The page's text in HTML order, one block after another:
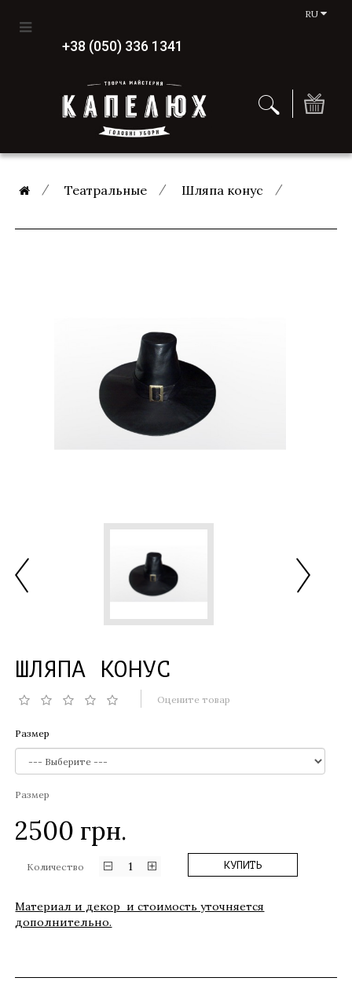
RU
+38 (050) 336 1341
Театральные Шляпа конус
ШЛЯПА КОНУС
Оцените товар
Размер
Размер
2500 грн.
Количество 1 КУПИТЬ
Материал и декор и стоимость уточняется
дополнительно.